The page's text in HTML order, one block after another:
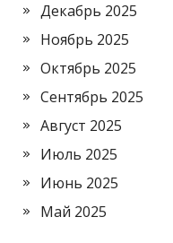
Декабрь 2025
Ноябрь 2025
Октябрь 2025
Сентябрь 2025
Август 2025
Июль 2025
Июнь 2025
Май 2025